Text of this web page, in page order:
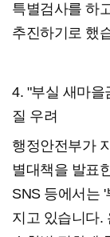
특별검사를 하
추진하기로 했
4. "부실 새마
질 우려
행정안전부가
별대책을 발표
SNS 등에서는
지고 있습니다.